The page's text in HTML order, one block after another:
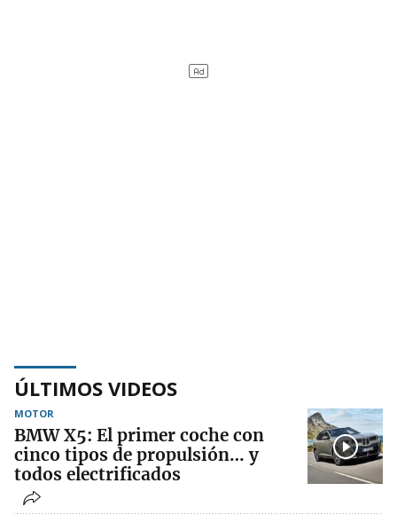
ÚLTIMOS VIDEOS
MOTOR
BMW X5: El primer coche con
cinco tipos de propulsión… y
todos electrificados